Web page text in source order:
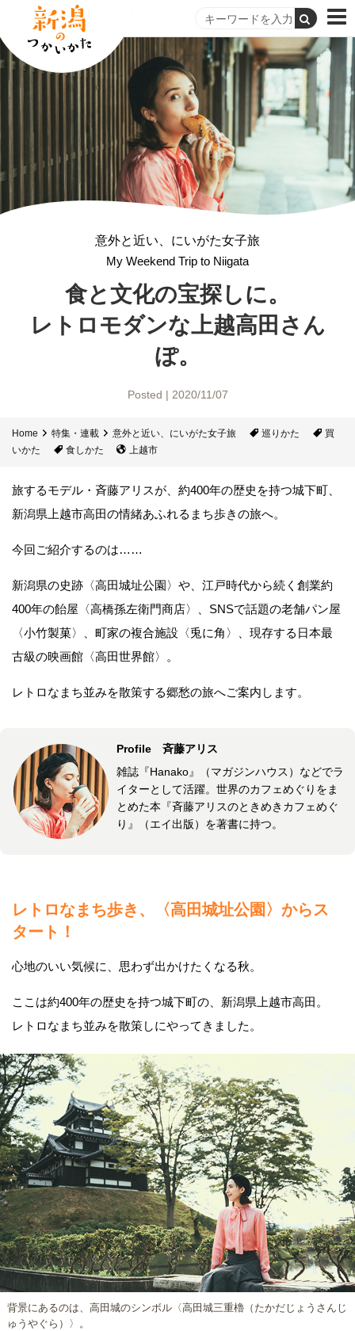
意外と近い、にいがた女子旅
My Weekend Trip to Niigata
食と文化の宝探しに。
レトロモダンな上越高田さん
ぽ。
Posted | 2020/11/07
Home 特集・連載 意外と近い、にいがた女子旅 巡りかた
買
いかた
食しかた 上越市
旅するモデル・斉藤アリスが、約400年の歴史を持つ城下町、
新潟県上越市高田の情緒あふれるまち歩きの旅へ。
今回ご紹介するのは……
新潟県の史跡〈高田城址公園〉や、江戸時代から続く創業約
400年の飴屋〈高橋孫左衛門商店〉、SNSで話題の老舗パン屋
〈小竹製菓〉、町家の複合施設〈兎に角〉、現存する日本最
古級の映画館〈高田世界館〉。
レトロなまち並みを散策する郷愁の旅へご案内します。
Profile 斉藤アリス
雑誌『Hanako』（マガジンハウス）などでラ
イターとして活躍。世界のカフェめぐりをま
とめた本『斉藤アリスのときめきカフェめぐ
り』（エイ出版）を著書に持つ。
レトロなまち歩き、〈高田城址公園〉からス
タート！
心地のいい気候に、思わず出かけたくなる秋。
ここは約400年の歴史を持つ城下町の、新潟県上越市高田。
レトロなまち並みを散策しにやってきました。
背景にあるのは、高田城のシンボル〈高田城三重櫓（たかだじょうさんじ
ゅうやぐら）〉。